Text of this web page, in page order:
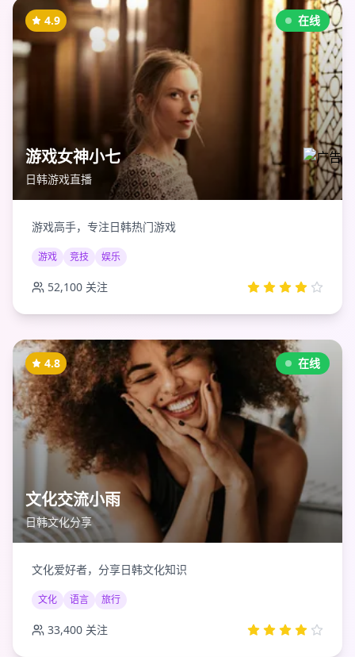
在线
4.9
游戏女神小七
日韩游戏直播
游戏高手，专注日韩热门游戏
游戏 竞技 娱乐
52,100 关注
在线
4.8
文化交流小雨
日韩文化分享
文化爱好者，分享日韩文化知识
文化 语言 旅行
33,400 关注